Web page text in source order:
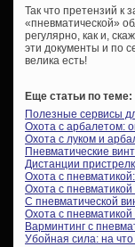
Так что претензий к
«пневматической»
регулярно, как и,
эти документы и по
велика есть!
Еще статьи по теме:
Полезные сервисы
Охота с арбалетом:
Охота с луком и
Пневматические
Дистанции
Охота с
Охота с пневматикой
С пневматической
Охота с пневматикой
Варминтинг с
Убойная сила: на